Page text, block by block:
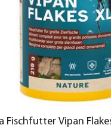
Fischfutter Vipan